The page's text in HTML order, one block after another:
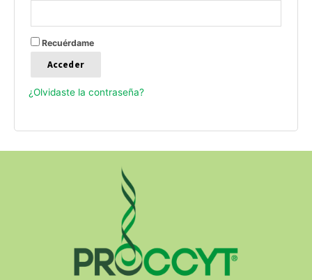
Recuérdame
Acceder
¿Olvidaste la contraseña?